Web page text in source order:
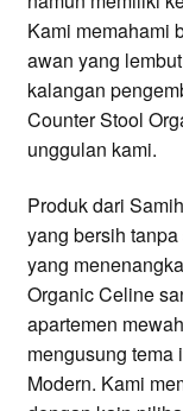
Kami memahami
awan yang
kalangan
Counter Stool
unggulan kami.
Produk dari
yang bersih
yang
Organic Celine
apartemen
mengusung tema
Modern. Kami